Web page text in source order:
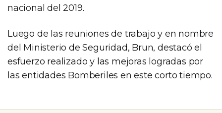
nacional del 2019.
Luego de las reuniones de trabajo y en nombre
del Ministerio de Seguridad, Brun, destacó el
esfuerzo realizado y las mejoras logradas por
las entidades Bomberiles en este corto tiempo.